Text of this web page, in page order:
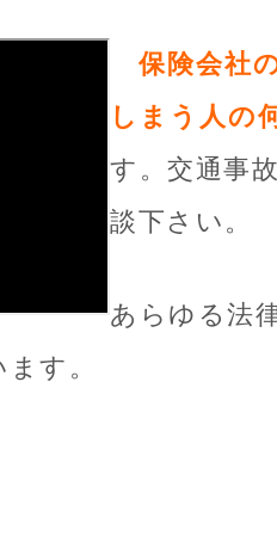
保険会社
しまう人の
す。交通事
談下さい。
あらゆる法
す。